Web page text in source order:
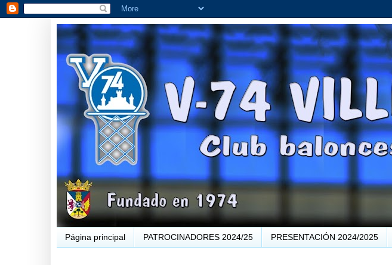
Página principal PATROCINADORES 2024/25 PRESENTACIÓN 2024/2025